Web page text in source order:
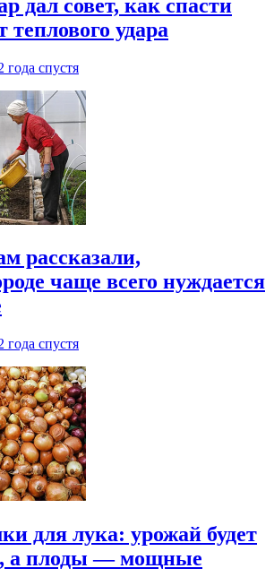
дал совет, как спасти
теплового удара
года спустя
рассказали,
чаще всего нуждается
года спустя
для лука: урожай будет
а плоды — мощные